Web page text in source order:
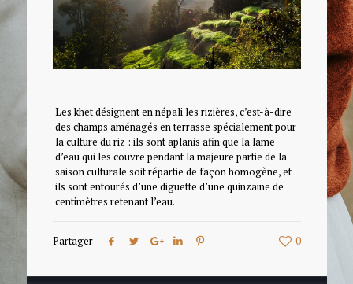
Les khet désignent en népali les rizières, c’est-à-dire
des champs aménagés en terrasse spécialement pour
la culture du riz : ils sont aplanis afin que la lame
d’eau qui les couvre pendant la majeure partie de la
saison culturale soit répartie de façon homogène, et
ils sont entourés d’une diguette d’une quinzaine de
centimètres retenant l’eau.
Partager 0